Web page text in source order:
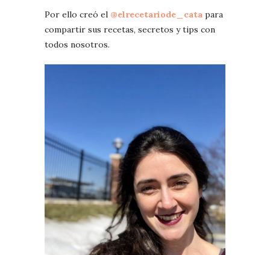
Por ello creó el @elrecetariode_cata para
compartir sus recetas, secretos y tips con
todos nosotros.